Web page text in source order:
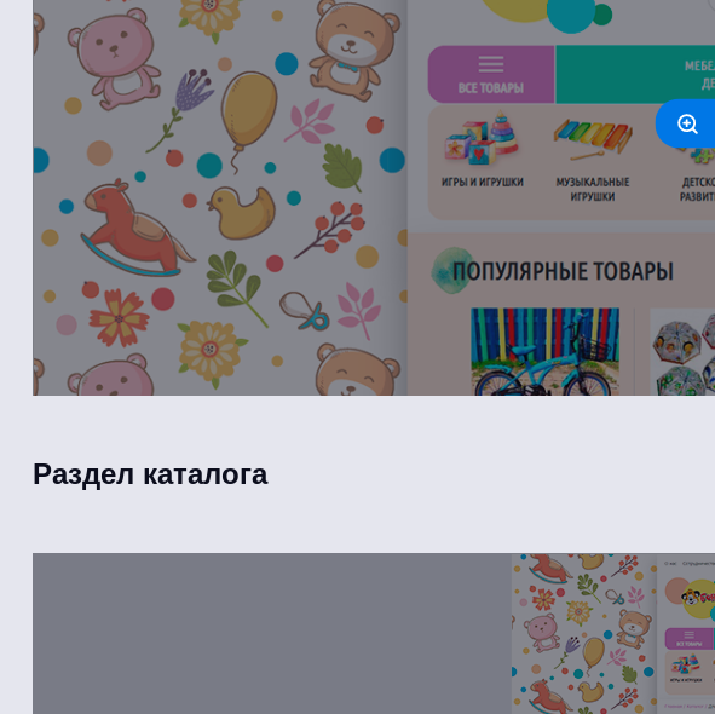
Раздел каталога